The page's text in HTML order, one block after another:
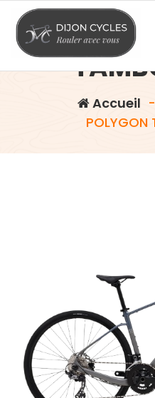
contenu
Accueil -
POLYGON